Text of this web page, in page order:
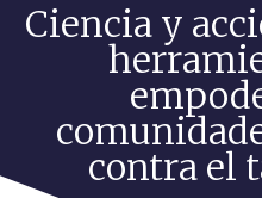
Ciencia y
contra el